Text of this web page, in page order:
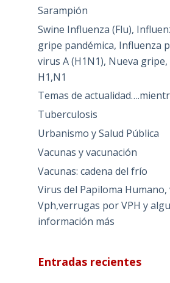
Sarampión
Swine Influenza (Flu),
gripe pandémica, Influenza
virus A (H1N1), Nueva gripe,
H1,N1
Temas de
Tuberculosis
Urbanismo y Salud Pública
Vacunas y vacunación
Vacunas: cadena del frío
Virus del Papiloma Humano,
Vph,verrugas por VPH y
información más
Entradas recientes